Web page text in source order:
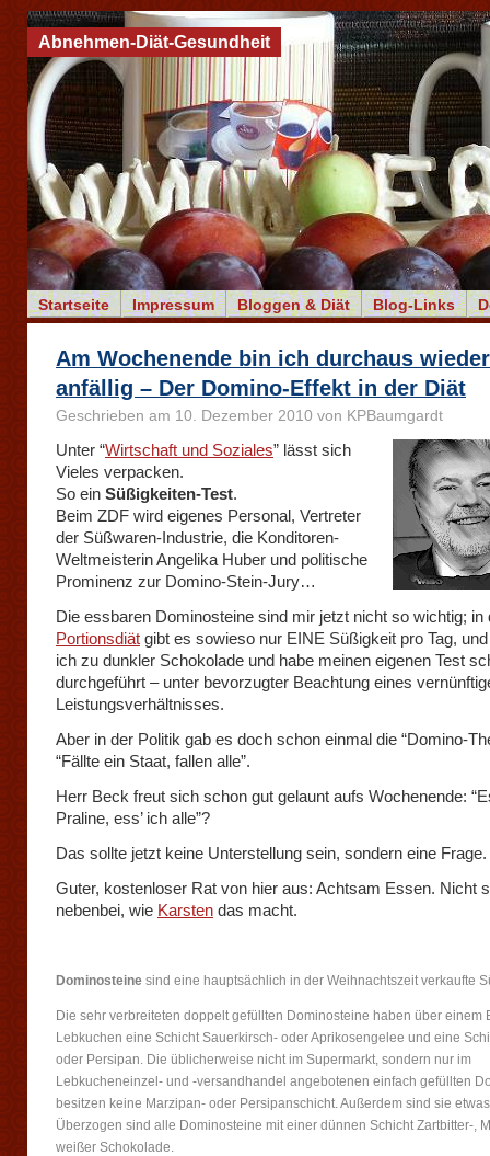
Startseite Impressum Bloggen & Diät Blog-Links
Abnehmen-Diät-Gesundheit
Am Wochenende bin ich durchaus wieder
anfällig – Der Domino-Effekt in der Diät
Geschrieben am 10. Dezember 2010 von KPBaumgardt
Unter “Wirtschaft und Soziales” lässt sich
Vieles verpacken.
So ein Süßigkeiten-Test.
Beim ZDF wird eigenes Personal, Vertreter
der Süßwaren-Industrie, die Konditoren-
Weltmeisterin Angelika Huber und politische
Prominenz zur Domino-Stein-Jury…
Die essbaren Dominosteine sind mir jetzt nicht so wichtig; in
Portionsdiät gibt es sowieso nur EINE Süßigkeit pro Tag,
ich zu dunkler Schokolade und habe meinen eigenen Test
durchgeführt – unter bevorzugter Beachtung eines
Leistungsverhältnisses.
Aber in der Politik gab es doch schon einmal die “Domino-
“Fällte ein Staat, fallen alle”.
Herr Beck freut sich schon gut gelaunt aufs Wochenende:
Praline, ess’ ich alle”?
Das sollte jetzt keine Unterstellung sein, sondern eine
Guter, kostenloser Rat von hier aus: Achtsam Essen. Nicht
nebenbei, wie Karsten das macht.
Dominosteine sind eine hauptsächlich in der Weihnachtszeit verkaufte
Die sehr verbreiteten doppelt gefüllten Dominosteine haben über einem
Lebkuchen eine Schicht Sauerkirsch- oder Aprikosengelee und eine
oder Persipan. Die üblicherweise nicht im Supermarkt, sondern nur im
Lebkucheneinzel- und -versandhandel angebotenen einfach gefüllten
besitzen keine Marzipan- oder Persipanschicht. Außerdem sind sie
Überzogen sind alle Dominosteine mit einer dünnen Schicht Zartbitter-,
weißer Schokolade.